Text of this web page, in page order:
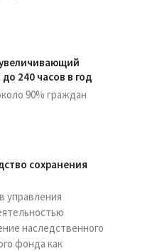
240 часов в год
90% граждан
сохранения
управления
наследственного
фонда как